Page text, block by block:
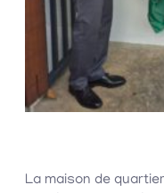
La maison de